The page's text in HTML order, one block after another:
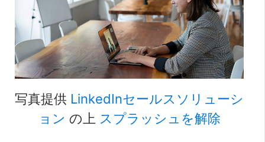
写真提供 LinkedInセールスソリューシ
ョン の上 スプラッシュを解除